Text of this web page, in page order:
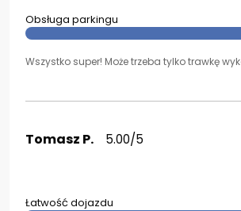
Obsługa parkingu
Wszystko super! Może trzeba tylko trawkę
Tomasz P. 5.00/5
Łatwość dojazdu